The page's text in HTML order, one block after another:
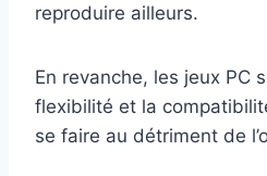
reproduire ailleurs.
En revanche, les jeux PC
flexibilité et la
se faire au détriment de